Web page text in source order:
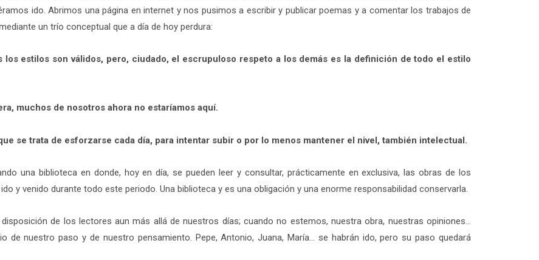
ido. Abrimos una página en internet y nos pusimos a escribir y publicar poemas y a comentar los trabajos de
un trío conceptual que a día de hoy perdura:
estilos son válidos, pero, ciudado, el escrupuloso respeto a los demás es la definición de todo el estilo
muchos de nosotros ahora no estaríamos aquí.
se trata de esforzarse cada día, para intentar subir o por lo menos mantener el nivel, también intelectual.
una biblioteca en donde, hoy en día, se pueden leer y consultar, prácticamente en exclusiva, las obras de los
y venido durante todo este periodo. Una biblioteca y es una obligación y una enorme responsabilidad conservarla.
de los lectores aun más allá de nuestros días; cuando no estemos, nuestra obra, nuestras opiniones…
de nuestro paso y de nuestro pensamiento. Pepe, Antonio, Juana, María… se habrán ido, pero su paso quedará